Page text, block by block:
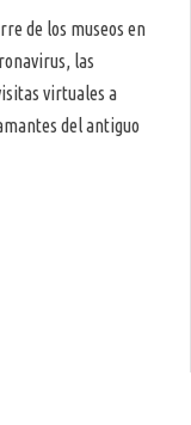
de los museos en
las
virtuales a
del antiguo